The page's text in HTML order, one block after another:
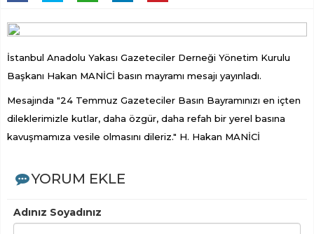
İstanbul Anadolu Yakası Gazeteciler Derneği Yönetim Kurulu
Başkanı Hakan MANİCİ basın mayramı mesajı yayınladı.
Mesajında "24 Temmuz Gazeteciler Basın Bayramınızı en içten
dileklerimizle kutlar, daha özgür, daha refah bir yerel basına
kavuşmamıza vesile olmasını dileriz." H. Hakan MANİCİ
YORUM EKLE
Adınız Soyadınız